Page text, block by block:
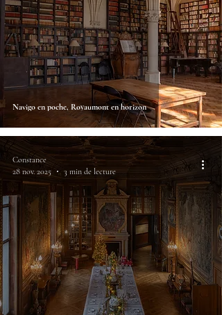
Navigo en poche, Royaumont en horizon
Constance
28 nov. 2025
3 min de lecture